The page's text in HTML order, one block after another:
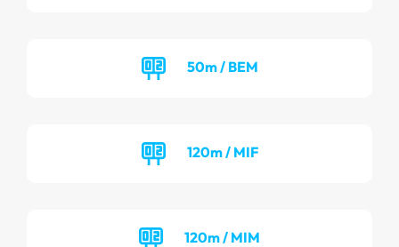
50m / BEM
120m / MIF
120m / MIM